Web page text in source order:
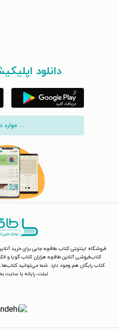
دانلود
... موارد
فروشگاه اینترنتی کتاب طاقچه جایی برای خرید
کتاب‌فروشی آنلاین طاقچه هزاران کتاب گویا و
کتاب رایگان هم وجود دارد. شما می‌توانید کتاب‌ها
تبلت، رایانه یا سایت